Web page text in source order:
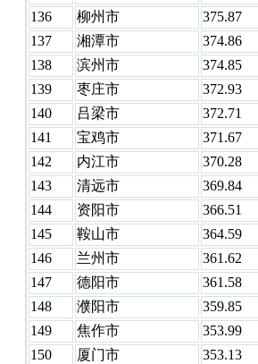
136
柳州市 375.87
137
湘潭市 374.86
138
滨州市 374.85
139
枣庄市 372.93
140
吕梁市 372.71
141
宝鸡市 371.67
142
内江市 370.28
143
清远市 369.84
144
资阳市 366.51
145
鞍山市 364.59
146
兰州市 361.62
147
德阳市 361.58
148
濮阳市 359.85
149
焦作市 353.99
150
厦门市 353.13